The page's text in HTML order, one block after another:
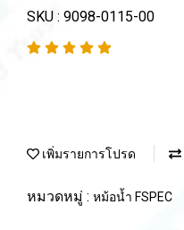
SKU : 9098-0115-00
เพิ่มรายการโปรด
หมวดหมู่ : หม้อน้ำ FSPEC